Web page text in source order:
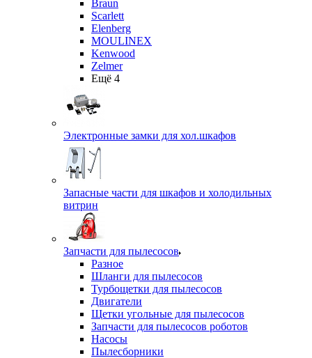
Braun
Scarlett
Elenberg
MOULINEX
Kenwood
Zelmer
Ещё 4
Электронные замки для хол.шкафов
Запасные части для шкафов и холодильных
витрин
Запчасти для пылесосов
Разное
Шланги для пылесосов
Турбощетки для пылесосов
Двигатели
Щетки угольные для пылесосов
Запчасти для пылесосов роботов
Насосы
Пылесборники